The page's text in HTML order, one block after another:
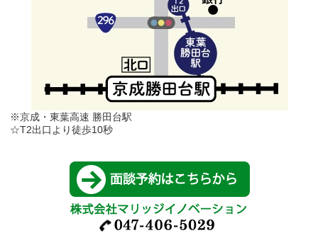
※京成・東葉高速 勝田台駅
☆T2出口より徒歩10秒